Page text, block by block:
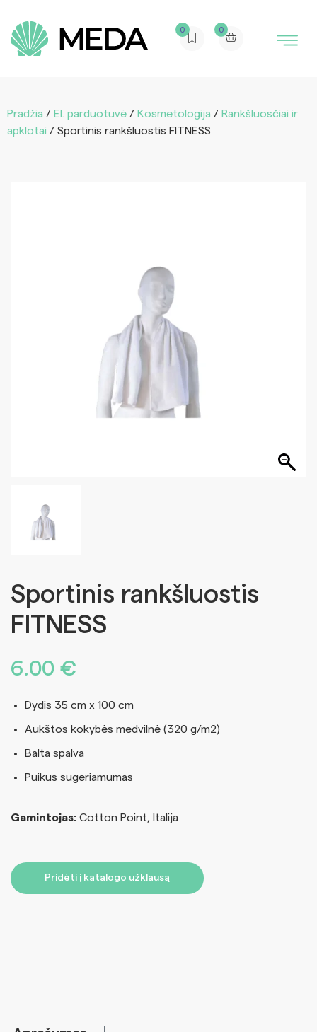
0 0
Pradžia / El. parduotuvė / Kosmetologija / Rankšluosčiai ir
apklotai / Sportinis rankšluostis FITNESS
Sportinis rankšluostis
FITNESS
6.00 €
Dydis 35 cm x 100 cm
Aukštos kokybės medvilnė (320 g/m2)
Balta spalva
Puikus sugeriamumas
Gamintojas: Cotton Point, Italija
Pridėti į katalogo užklausą